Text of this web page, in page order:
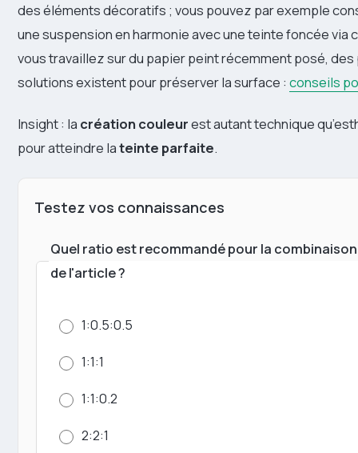
des éléments décoratifs ; vous pouvez par exemple
une suspension en harmonie avec une teinte foncée via
vous travaillez sur du papier peint récemment posé,
solutions existent pour préserver la surface : conseils
Insight : la création couleurest autant technique
pour atteindre lateinte parfaite.
Testez vos connaissances
Quel ratio est recommandé pour la
de l'article ?
1:0.5:0.5
1:1:1
1:1:0.2
2:2:1